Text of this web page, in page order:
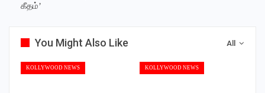
கீதம்’
All
You Might Also Like
KOLLYWOOD NEWS KOLLYWOOD NEWS